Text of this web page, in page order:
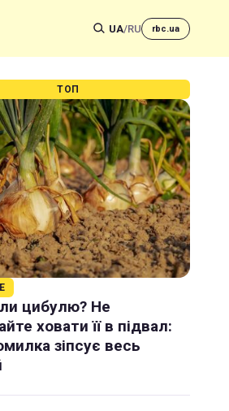
UA/RU rbc.ua
ТОП
цибулю? Не
ховати її в підвал:
зіпсує весь